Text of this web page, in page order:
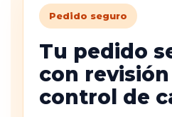
Pedido seguro
Tu pedido
con
control de